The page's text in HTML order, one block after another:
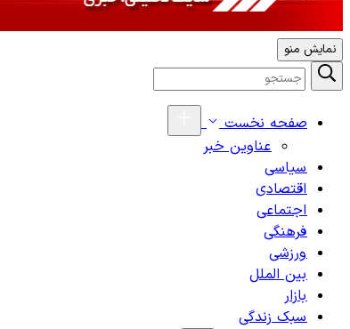
نمایش منو
صفحه نخست
عناوین خبر
سیاسی
اقتصادی
اجتماعی
فرهنگی
ورزشی
بین الملل
بازار
سبک زندگی